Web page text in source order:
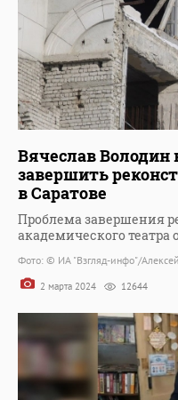
Вячеслав
завершить
в Саратове
Проблема завершения
академического театра
Фото: © ИА "Взгляд-инфо"/
2 марта 2024 12644